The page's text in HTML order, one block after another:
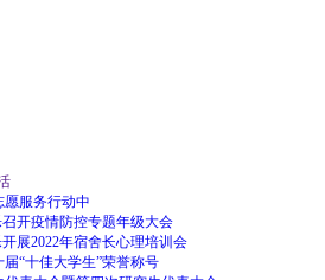
服务行动中
开疫情防控专题年级大会
展2022年宿舍长心理培训会
“十佳大学生”荣誉称号